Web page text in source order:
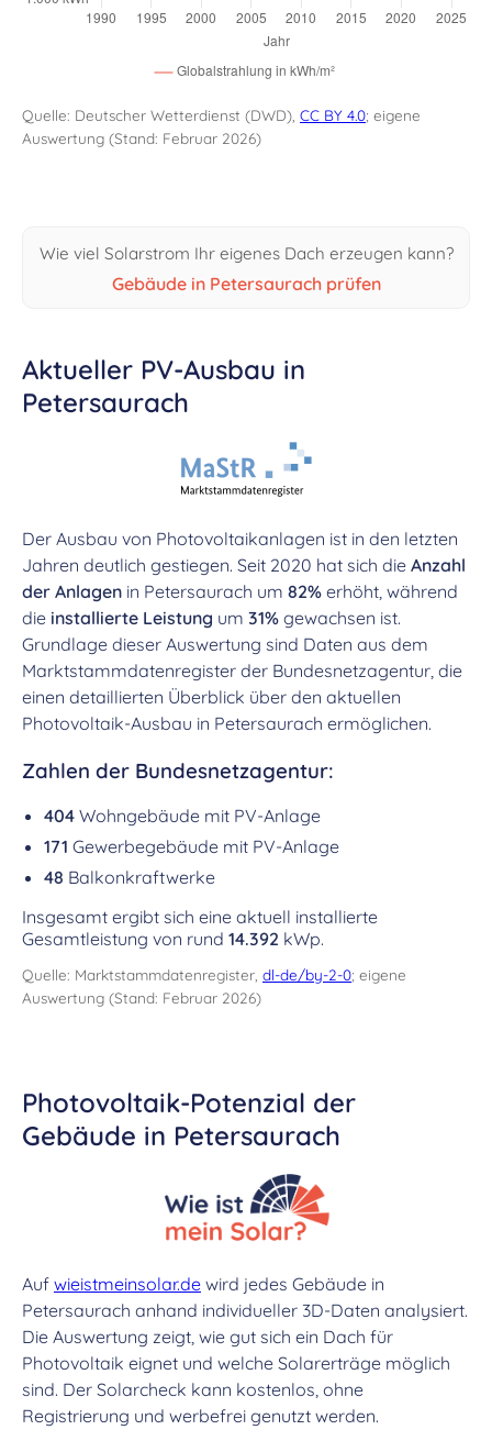
Quelle: Deutscher Wetterdienst (DWD), CC BY 4.0; eigene
Auswertung (Stand: Februar 2026)
Wie viel Solarstrom Ihr eigenes Dach erzeugen kann?
Gebäude in Petersaurach prüfen
Aktueller PV-Ausbau in
Petersaurach
Der Ausbau von Photovoltaikanlagen ist in den letzten
Jahren deutlich gestiegen. Seit 2020 hat sich die Anzahl
der Anlagen in Petersaurach um 82% erhöht, während
die installierte Leistung um 31% gewachsen ist.
Grundlage dieser Auswertung sind Daten aus dem
Marktstammdatenregister der Bundesnetzagentur, die
einen detaillierten Überblick über den aktuellen
Photovoltaik-Ausbau in Petersaurach ermöglichen.
Zahlen der Bundesnetzagentur:
404 Wohngebäude mit PV-Anlage
171 Gewerbegebäude mit PV-Anlage
48 Balkonkraftwerke
Insgesamt ergibt sich eine aktuell installierte
Gesamtleistung von rund 14.392 kWp.
Quelle: Marktstammdatenregister, dl-de/by-2-0; eigene
Auswertung (Stand: Februar 2026)
Photovoltaik-Potenzial der
Gebäude in Petersaurach
Auf wieistmeinsolar.de wird jedes Gebäude in
Petersaurach anhand individueller 3D-Daten analysiert.
Die Auswertung zeigt, wie gut sich ein Dach für
Photovoltaik eignet und welche Solarerträge möglich
sind. Der Solarcheck kann kostenlos, ohne
Registrierung und werbefrei genutzt werden.